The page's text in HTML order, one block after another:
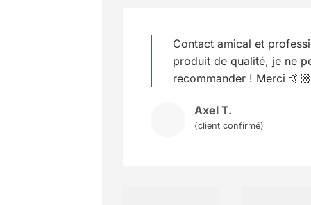
Contact amical et
produit de qualité, je ne
recommander ! Merci 🤙🏼
Axel T.
(client confirmé)